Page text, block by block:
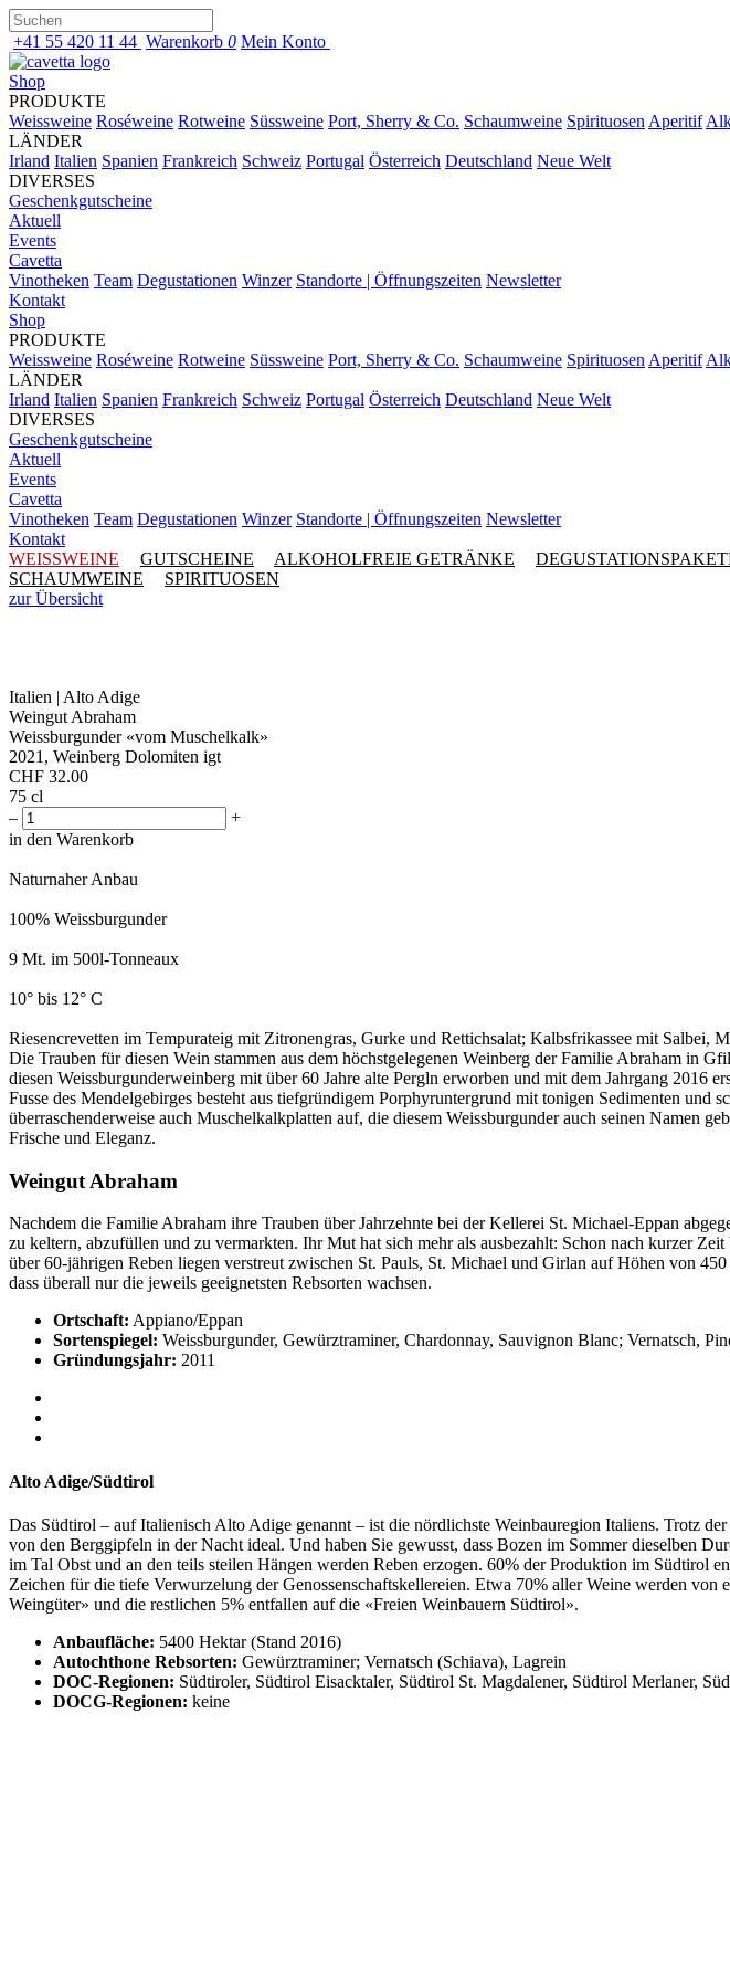
+41 55 420 11 44 Warenkorb 0 Mein Konto
Shop
PRODUKTE
Weissweine Roséweine Rotweine Süssweine Port, Sherry & Co. Schaumweine Spirituosen Aperitif
LÄNDER
Irland Italien Spanien Frankreich Schweiz Portugal Österreich Deutschland Neue Welt
DIVERSES
Geschenkgutscheine
Aktuell
Events
Cavetta
Vinotheken Team Degustationen Winzer Standorte | Öffnungszeiten Newsletter
Kontakt
Shop
PRODUKTE
Weissweine Roséweine Rotweine Süssweine Port, Sherry & Co. Schaumweine Spirituosen Aperitif
LÄNDER
Irland Italien Spanien Frankreich Schweiz Portugal Österreich Deutschland Neue Welt
DIVERSES
Geschenkgutscheine
Aktuell
Events
Cavetta
Vinotheken Team Degustationen Winzer Standorte | Öffnungszeiten Newsletter
Kontakt
WEISSWEINE
GUTSCHEINE ALKOHOLFREIE GETRÄNKE
SCHAUMWEINE
SPIRITUOSEN
zur Übersicht
Italien | Alto Adige
Weingut Abraham
Weissburgunder «vom Muschelkalk»
2021, Weinberg Dolomiten igt
CHF 32.00
75 cl
–
+
in den Warenkorb
Naturnaher Anbau
100% Weissburgunder
9 Mt. im 500l-Tonneaux
10° bis 12° C
Riesencrevetten im Tempurateig mit Zitronengras, Gurke und Rettichsalat; Kalbsfrikassee mit Salbei,
Die Trauben für diesen Wein stammen aus dem höchstgelegenen Weinberg der Familie Abraham in
diesen Weissburgunderweinberg mit über 60 Jahre alte Pergln erworben und mit dem Jahrgang
Fusse des Mendelgebirges besteht aus tiefgründigem Porphyruntergrund mit tonigen Sedimenten
überraschenderweise auch Muschelkalkplatten auf, die diesem Weissburgunder auch seinen Namen
Frische und Eleganz.
Weingut Abraham
Nachdem die Familie Abraham ihre Trauben über Jahrzehnte bei der Kellerei St. Michael-Eppan
zu keltern, abzufüllen und zu vermarkten. Ihr Mut hat sich mehr als ausbezahlt: Schon nach kurzer
über 60-jährigen Reben liegen verstreut zwischen St. Pauls, St. Michael und Girlan auf Höhen von
dass überall nur die jeweils geeignetsten Rebsorten wachsen.
Ortschaft: Appiano/Eppan
Sortenspiegel: Weissburgunder, Gewürztraminer, Chardonnay, Sauvignon Blanc; Vernatsch,
Gründungsjahr: 2011
Alto Adige/Südtirol
Das Südtirol – auf Italienisch Alto Adige genannt – ist die nördlichste Weinbauregion Italiens. Trotz
von den Berggipfeln in der Nacht ideal. Und haben Sie gewusst, dass Bozen im Sommer dieselben
im Tal Obst und an den teils steilen Hängen werden Reben erzogen. 60% der Produktion im Südtirol
Zeichen für die tiefe Verwurzelung der Genossenschaftskellereien. Etwa 70% aller Weine werden
Weingüter» und die restlichen 5% entfallen auf die «Freien Weinbauern Südtirol».
Anbaufläche: 5400 Hektar (Stand 2016)
Autochthone Rebsorten: Gewürztraminer; Vernatsch (Schiava), Lagrein
DOC-Regionen: Südtiroler, Südtirol Eisacktaler, Südtirol St. Magdalener, Südtirol Merlaner,
DOCG-Regionen: keine